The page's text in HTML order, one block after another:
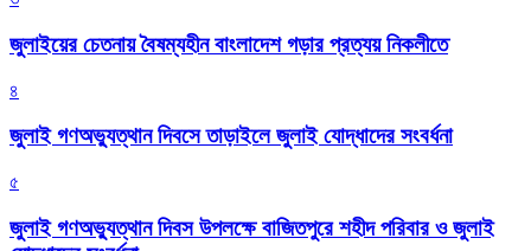
জুলাইয়ের চেতনায় বৈষম্যহীন বাংলাদেশ গড়ার প্রত্যয় নিকলীতে
৪
জুলাই গণঅভ্যুত্থান দিবসে তাড়াইলে জুলাই যোদ্ধাদের সংবর্ধনা
৫
জুলাই গণঅভ্যুত্থান দিবস উপলক্ষে বাজিতপুরে শহীদ পরিবার ও জুলাই